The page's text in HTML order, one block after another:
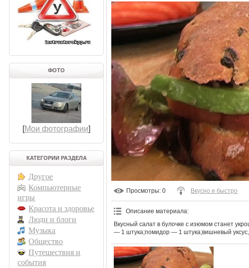
ФОТО
[Мои фотографии]
КАТЕГОРИИ РАЗДЕЛА
Другое
Компьютерные
игры
Красота и здоровье
Люди и блоги
Музыка
Общество
Путешествия и
события
Просмотры: 0 Вкусно и быстро
Описание материала:
Вкусный салат в булочке с изюмом станет
— 1 штука;помидор — 1 штука;вишневый уксус,